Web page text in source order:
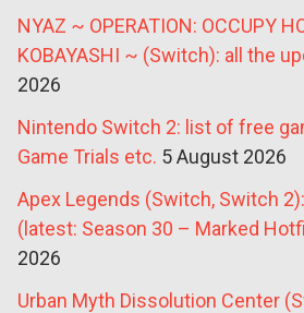
NYAZ ~ OPERATION: OCCUPY
KOBAYASHI ~ (Switch): all the
2026
Nintendo Switch 2: list of free
Game Trials etc. 5 August 2026
Apex Legends (Switch, Switch
(latest: Season 30 – Marked
2026
Urban Myth Dissolution Center